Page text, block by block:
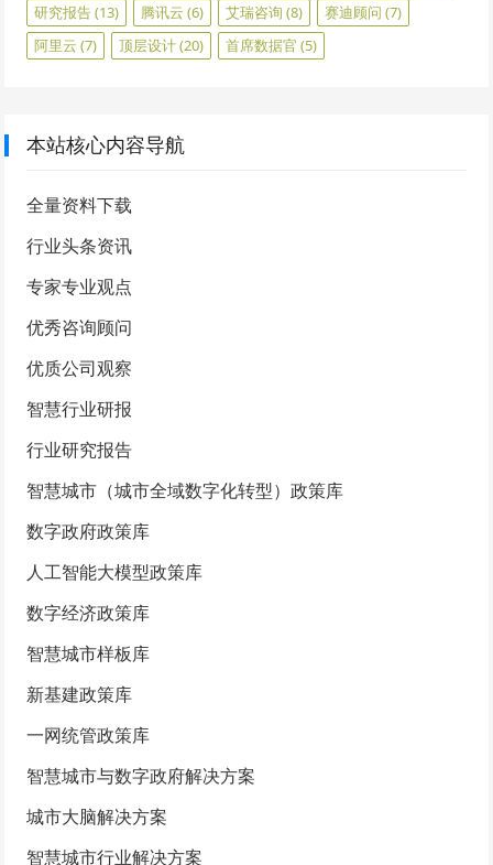
研究报告(13) 腾讯云 (6) 艾瑞咨询 (8) 赛迪顾问 (7)
阿里云 (7) 顶层设计(20) 首席数据官 (5)
本站核心内容导航
全量资料下载
行业头条资讯
专家专业观点
优秀咨询顾问
优质公司观察
智慧行业研报
行业研究报告
智慧城市（城市全域数字化转型）政策库
数字政府政策库
人工智能大模型政策库
数字经济政策库
智慧城市样板库
新基建政策库
一网统管政策库
智慧城市与数字政府解决方案
城市大脑解决方案
智慧城市行业解决方案